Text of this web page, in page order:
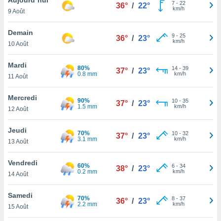
et
»,
au
vous
qu'ils
ou
le
ainsi
un
la
du
9 Août
36° / 22° 7- 22
km/h
Demain
10 Août
36° / 23° 9- 25
km/h
Mardi
11 Août
80%
0.8 mm
37° / 23° 14- 39
km/h
Mercredi
12 Août
90%
1.5 mm
37° / 23° 10- 35
km/h
Jeudi
13 Août
70%
3.1 mm
37° / 23° 10- 32
km/h
Vendredi
14 Août
60%
0.2 mm
38° / 23° 6- 34
km/h
Samedi
15 Août
70%
2.2 mm
36° / 23° 8- 37
km/h